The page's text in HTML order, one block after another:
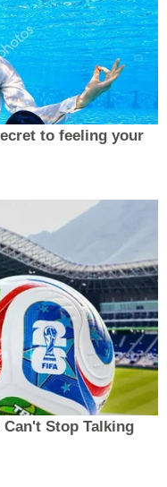
to feeling your
Can't Stop Talking